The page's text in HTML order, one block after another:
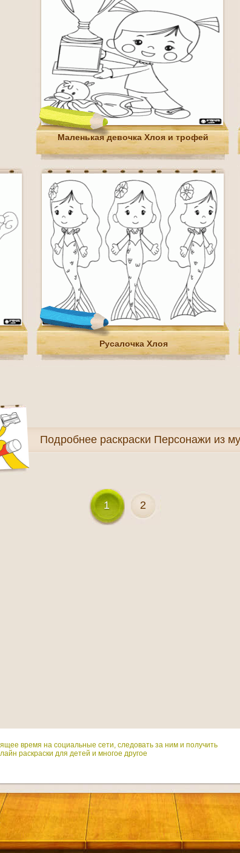
Маленькая девочка Хлоя и трофей
Русалочка Хлоя
Подробнее раскраски Персонажи из
1 2
время на социальные сети, следовать за ним и получить
раскраски для детей и многое другое